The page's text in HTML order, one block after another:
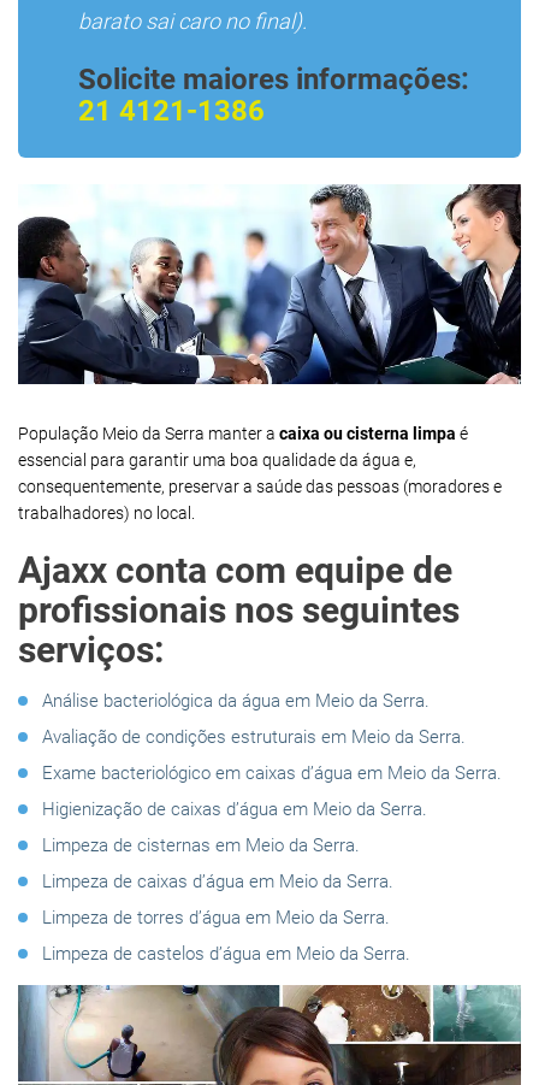
barato sai caro no final).
Solicite maiores informações:
21 4121-1386
População Meio da Serra manter a caixa ou cisterna limpa é
essencial para garantir uma boa qualidade da água e,
consequentemente, preservar a saúde das pessoas (moradores e
trabalhadores) no local.
Ajaxx conta com equipe de
profissionais nos seguintes
serviços:
Análise bacteriológica da água em Meio da Serra.
Avaliação de condições estruturais em Meio da Serra.
Exame bacteriológico em caixas d’água em Meio da Serra.
Higienização de caixas d’água em Meio da Serra.
Limpeza de cisternas em Meio da Serra.
Limpeza de caixas d’água em Meio da Serra.
Limpeza de torres d’água em Meio da Serra.
Limpeza de castelos d’água em Meio da Serra.